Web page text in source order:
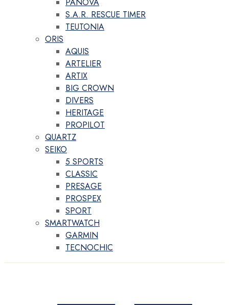
PANOVA
S.A.R. RESCUE TIMER
TEUTONIA
ORIS
AQUIS
ARTELIER
ARTIX
BIG CROWN
DIVERS
HERITAGE
PROPILOT
QUARTZ
SEIKO
5 SPORTS
CLASSIC
PRESAGE
PROSPEX
SPORT
SMARTWATCH
GARMIN
TECNOCHIC